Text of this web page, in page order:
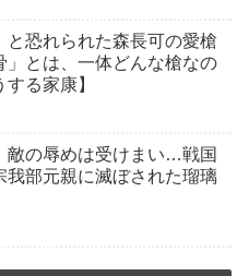
と恐れられた森長可の愛槍
」とは、一体どんな槍なの
る家康】
敵の辱めは受けまい…戦国
我部元親に滅ぼされた瑠璃